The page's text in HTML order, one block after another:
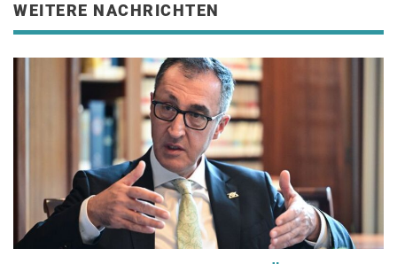
WEITERE NACHRICHTEN